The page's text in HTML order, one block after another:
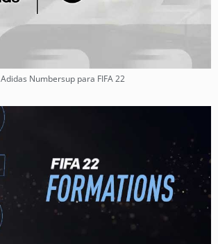
Adidas Numbersup para FIFA 22